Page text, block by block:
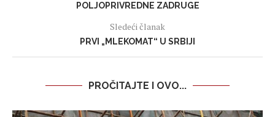
POLJOPRIVREDNE ZADRUGE
Sledeći članak
PRVI „MLEKOMAT“ U SRBIJI
PROČITAJTE I OVO...